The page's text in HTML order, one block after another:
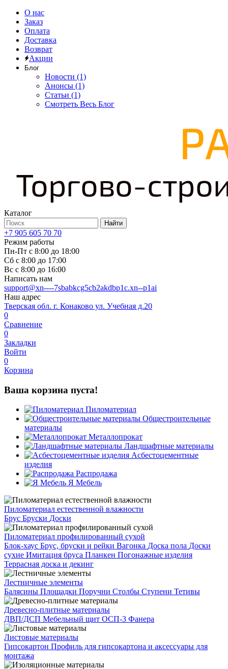
О нас
Заказ
Оплата
Доставка
Возврат
Акции
Блог
Новости (1)
Анонсы (1)
Статьи (1)
Смотреть Весь Блог
Каталог
Найти
+7 905 605 70 70
Режим работы
Пн-Пт с 8:00 до 18:00
Сб с 8:00 до 17:00
Вс с 8:00 до 16:00
Написать нам
support@xn----7sbabkcg5cb2akdbp1c.xn--p1ai
Наш адрес
Тверская обл. г. Конаково ул. Учебная д.20
0
Сравнение
0
Закладки
Войти
0
Корзина
Ваша корзина пуста!
Пиломатериал
Общестроительные
материалы
Металлопрокат
Ландшафтные материалы
Асбестоцементные
изделия
Распродажа
Я Мебель
Пиломатериал естественной влажности
Брус Бруски Доски
Пиломатериал профилированный сухой
Блок-хаус Брус, бруски и рейки Вагонка Доска пола Доски
сухие Имитация бруса Планкен Погонажные изделия
Террасная доска и декинг
Лестничные элементы
Балясины Площадки Поручни Столбы Ступени Тетивы
Древесно-плитные материалы
ДВП/ДСП Мебельный щит ОСП-3 Фанера
Листовые материалы
Гипсокартон Профиль для гипсокартона и аксессуары для
монтажа